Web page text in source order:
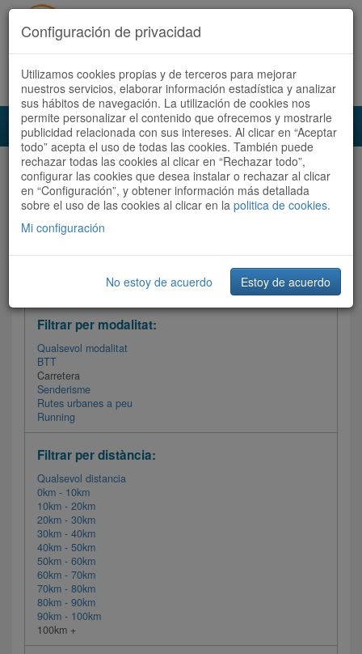
Accedeix Registra't ara Español Català
Audioruta Totes les rutes
Totes les rutes Ordenar per: Més recents / Dificultat
Filtrar les rutes
Filtrar per modalitat:
Qualsevol modalitat
BTT
Carretera
Senderisme
Rutes urbanes a peu
Running
Filtrar per distància:
Qualsevol distancia
0km - 10km
10km - 20km
20km - 30km
30km - 40km
40km - 50km
50km - 60km
60km - 70km
70km - 80km
80km - 90km
90km - 100km
100km +
Configuración de privacidad
Utilizamos cookies propias y de terceros para mejorar
nuestros servicios, elaborar información estadística y analizar
sus hábitos de navegación. La utilización de cookies nos
permite personalizar el contenido que ofrecemos y mostrarle
publicidad relacionada con sus intereses. Al clicar en “Aceptar
todo” acepta el uso de todas las cookies. También puede
rechazar todas las cookies al clicar en “Rechazar todo”,
configurar las cookies que desea instalar o rechazar al clicar
en “Configuración”, y obtener información más detallada
sobre el uso de las cookies al clicar en la politica de cookies.
Mi configuración
No estoy de acuerdo Estoy de acuerdo